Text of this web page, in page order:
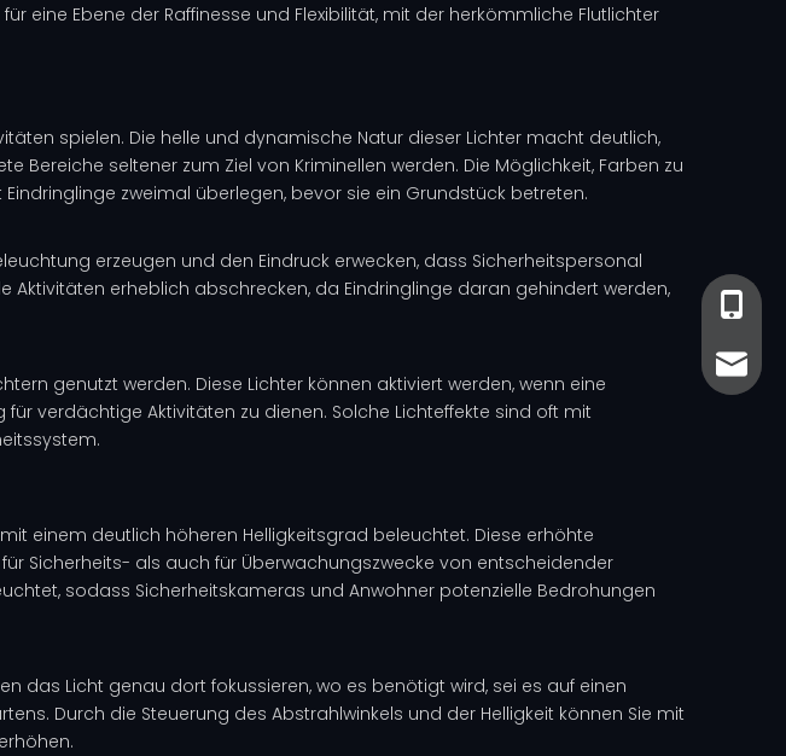
eine Ebene der Raffinesse und Flexibilität, mit der herkömmliche Flutlichter
spielen. Die helle und dynamische Natur dieser Lichter macht deutlich,
seltener zum Ziel von Kriminellen werden. Die Möglichkeit, Farben zu
zweimal überlegen, bevor sie ein Grundstück betreten.
erzeugen und den Eindruck erwecken, dass Sicherheitspersonal
Aktivitäten erheblich abschrecken, da Eindringlinge daran gehindert werden,
genutzt werden. Diese Lichter können aktiviert werden, wenn eine
verdächtige Aktivitäten zu dienen. Solche Lichteffekte sind oft mit
einem deutlich höheren Helligkeitsgrad beleuchtet. Diese erhöhte
Sicherheits- als auch für Überwachungszwecke von entscheidender
sodass Sicherheitskameras und Anwohner potenzielle Bedrohungen
das Licht genau dort fokussieren, wo es benötigt wird, sei es auf einen
Durch die Steuerung des Abstrahlwinkels und der Helligkeit können Sie mit
+86-
+86-